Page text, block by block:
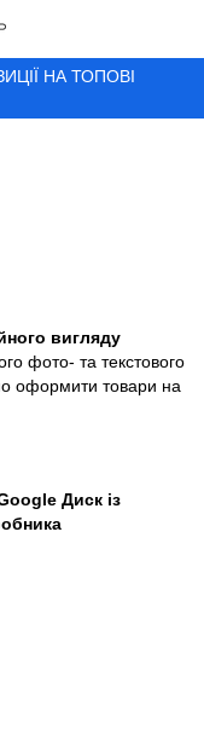
НА ТОПОВІ
вигляду
фото- та текстового
оформити товари на
Диск із